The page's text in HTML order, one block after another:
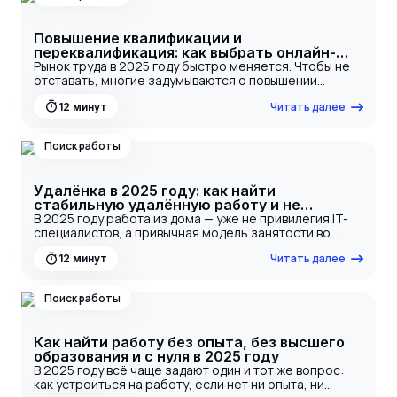
Повышение квалификации и
переквалификация: как выбрать онлайн-
курсы
Рынок труда в 2025 году быстро меняется. Чтобы не
отставать, многие задумываются о повышении
Онлайн-курсы дают возможность пройти
найти работу — не выходя из дома. Но как не
запутаться в море платформ, форматов и обещаний?
нуля? Разбираем пошагово, как подходить к выбору
курсов, какие ошибки не допустить и как
использовать обучение как старт в новой карьере.
12 минут Читать далее
Поиск работы
Удалёнка в 2025 году: как найти
стабильную удалённую работу и не
попасть на мошенников
В 2025 году работа из дома — уже не привилегия IT-
специалистов, а привычная модель занятости во
специалистов по контенту, маркетингу, аналитике —
для тех, кто только начинает карьеру, хочет сменить
рисков. Не каждый работодатель предлагает честные
условия, и не каждая вакансия — реальная. В этой
статье расскажем, как искать вакансии удалённо,
какие инструменты помогут не ошибиться и как
12 минут Читать далее
Поиск работы
Как найти работу без опыта, без высшего
образования и с нуля в 2025 году
В 2025 году всё чаще задают один и тот же вопрос:
как устроиться на работу, если нет ни опыта, ни